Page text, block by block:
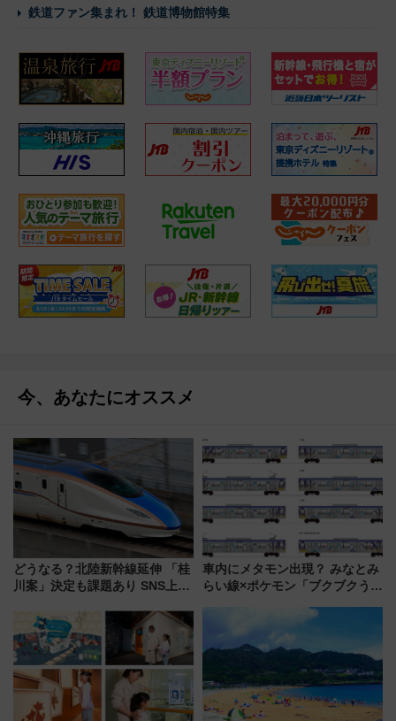
鉄道ファン集まれ！ 鉄道博物館特集
今、あなたにオススメ
どうなる？北陸新幹線延伸 「桂
川案」決定も課題あり SNS上の
車内にメタモン出現？ みなとみ
らい線×ポケモン「ブクブクうみ
行開始に！ この夏は直通列車で
横浜へ！